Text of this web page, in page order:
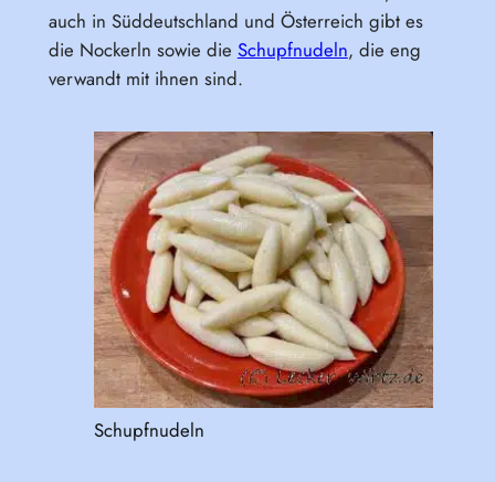
auch in Süddeutschland und Österreich gibt es
die Nockerln sowie die Schupfnudeln, die eng
verwandt mit ihnen sind.
Schupfnudeln